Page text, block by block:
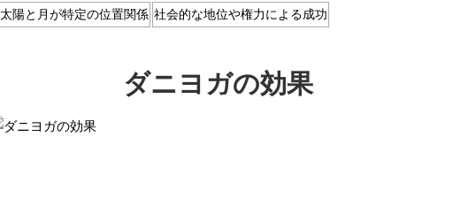
太陽と月が特定の位置関係 社会的な地位や権力による成功
ダニヨガの効果